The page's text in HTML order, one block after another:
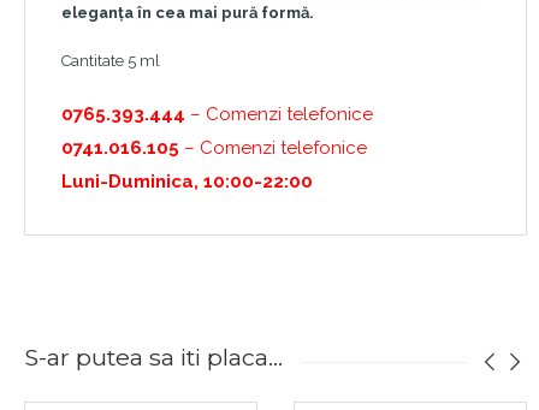
eleganța în cea mai pură formă.
Cantitate 5 ml
0765.393.444 – Comenzi telefonice
0741.016.105 – Comenzi telefonice
Luni-Duminica, 10:00-22:00
S-ar putea sa iti placa...